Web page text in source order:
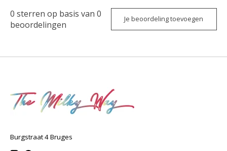
0 sterren op basis van 0
beoordelingen
Je beoordeling toevoegen
Burgstraat 4 Bruges